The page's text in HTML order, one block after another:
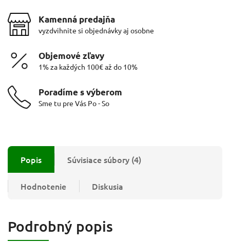
Kamenná predajňa
vyzdvihnite si objednávky aj osobne
Objemové zľavy
1% za každých 100€ až do 10%
Poradíme s výberom
Sme tu pre Vás Po - So
Popis Súvisiace súbory (4)
Hodnotenie Diskusia
Podrobný popis